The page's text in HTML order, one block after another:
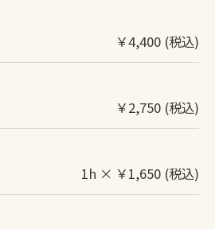
￥4,400 (税込)
￥2,750 (税込)
1h × ￥1,650 (税込)